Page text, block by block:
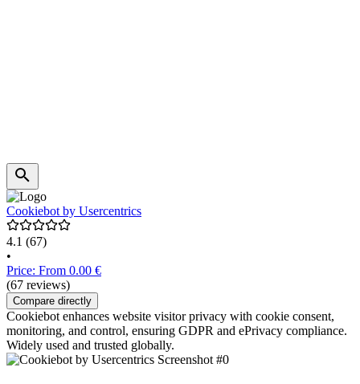
Cookiebot by Usercentrics
4.1 (67)
•
Price: From 0.00 €
(67 reviews)
Compare directly
Cookiebot enhances website visitor privacy with cookie consent,
monitoring, and control, ensuring GDPR and ePrivacy compliance.
Widely used and trusted globally.